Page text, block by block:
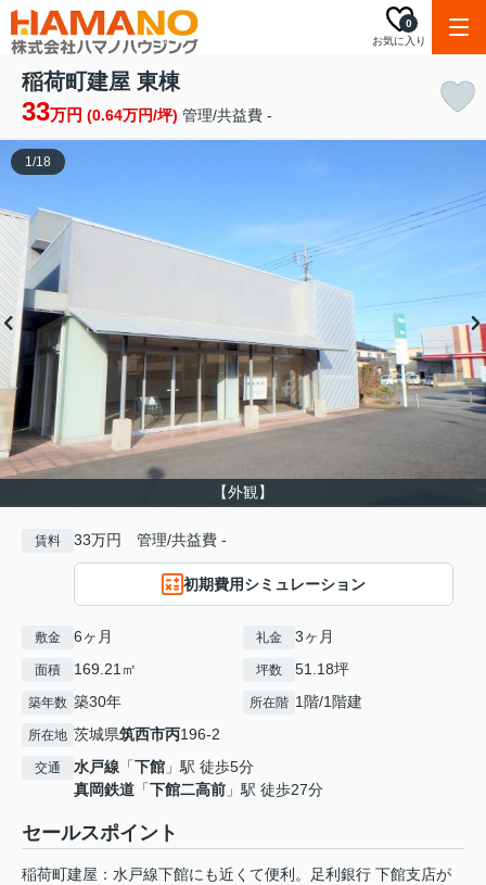
お気に入り
0
稲荷町建屋 東棟
33万円 (0.64万円/坪) 管理/共益費 -
【外観】
1/18
賃料 33万円 管理/共益費 -
初期費用シミュレーション
敷金 6ヶ月 礼金 3ヶ月
面積 169.21㎡ 坪数 51.18坪
築年数 築30年 所在階 1階/1階建
所在地 茨城県筑西市丙196-2
交通 水戸線 「下館 」駅 徒歩5分
真岡鉄道 「下館二高前 」駅 徒歩27分
セールスポイント
稲荷町建屋：水戸線下館にも近くて便利。足利銀行 下館支店が